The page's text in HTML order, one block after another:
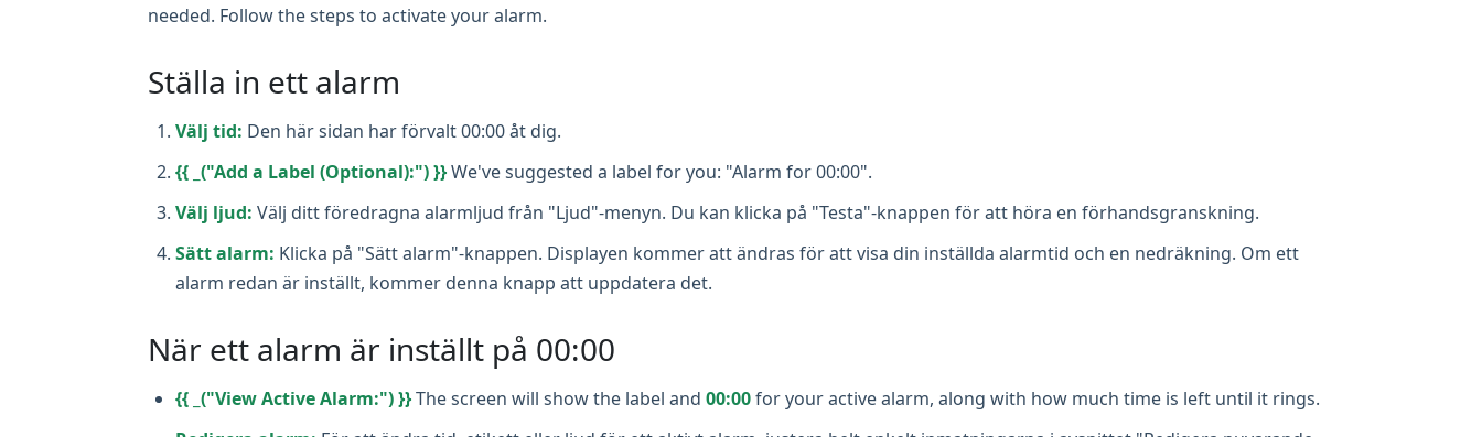
needed. Follow the steps to activate your alarm.
Ställa in ett alarm
Välj tid: Den här sidan har förvalt 00:00 åt dig.
{{ _("Add a Label (Optional):") }}We've suggested a label for you: "Alarm for 00:00".
Välj ljud: Välj ditt föredragna alarmljud från "Ljud"-menyn. Du kan klicka på "Testa"-knappen för att höra en förhandsgranskning.
Sätt alarm: Klicka på "Sätt alarm"-knappen. Displayen kommer att ändras för att visa din inställda alarmtid och en nedräkning. Om ett
alarm redan är inställt, kommer denna knapp att uppdatera det.
När ett alarm är inställt på 00:00
{{ _("View Active Alarm:") }}The screen will show the label and 00:00for your active alarm, along with how much time is left until it rings.